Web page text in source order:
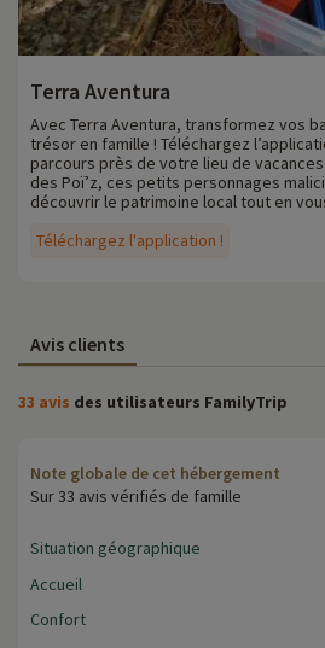
Terra Aventura
Téléchargez l'application !
Avec Terra Aventura, transformez vos
trésor en famille ! Téléchargez
parcours près de votre lieu de
des Poï’z, ces petits personnages
découvrir le patrimoine local tout en
Avis clients
33 avis des utilisateurs FamilyTrip
Note globale de cet hébergement
Sur 33 avis vérifiés de famille
Situation géographique
Accueil
Confort